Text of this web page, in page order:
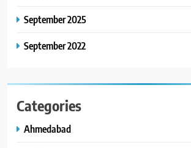
September 2025
September 2022
Categories
Ahmedabad